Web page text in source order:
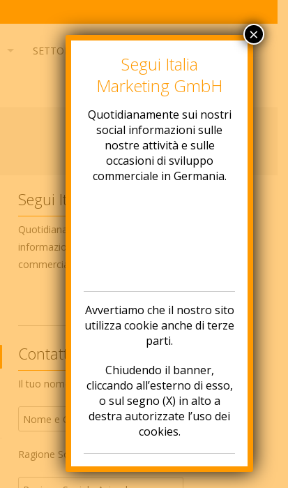
SETTORI
Segui Italia Marketing
Quotidianamente sui nostri social network
informazioni ed idee per lo sviluppo
commerciale in Germania
Contattaci ora!
Il tuo nome
Ragione Sociale Azienda
Segui Italia
Marketing GmbH
Quotidianamente sui nostri
social informazioni sulle
nostre attività e sulle
occasioni di sviluppo
commerciale in Germania.
Avvertiamo che il nostro sito
utilizza cookie anche di terze
parti.
Chiudendo il banner,
cliccando all’esterno di esso,
o sul segno (X) in alto a
destra autorizzate l’uso dei
cookies.
×